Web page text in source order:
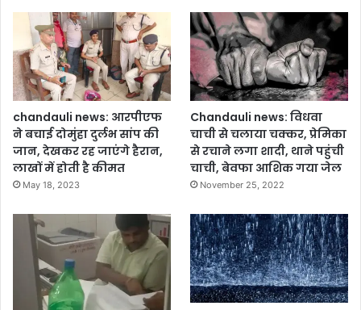
chandauli news: आरपीएफ
ने बचाई दोमुंहा दुर्लभ सांप की
जान, देखकर रह जाएंगे हैरान,
लाखों में होती है कीमत
May 18, 2023
Chandauli news: विधवा
चाची से चलाया चक्कर, प्रेमिका
से रचाने लगा शादी, थाने पहुंची
चाची, बेवफा आशिक गया जेल
November 25, 2022